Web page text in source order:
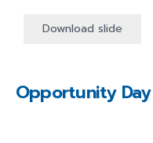
Download slide
Opportunity Day